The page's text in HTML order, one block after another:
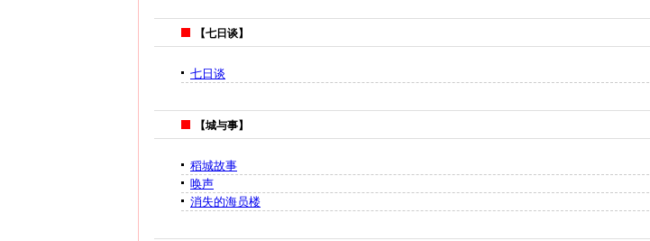
【七日谈】
七日谈
【城与事】
稻城故事
唤声
消失的海员楼